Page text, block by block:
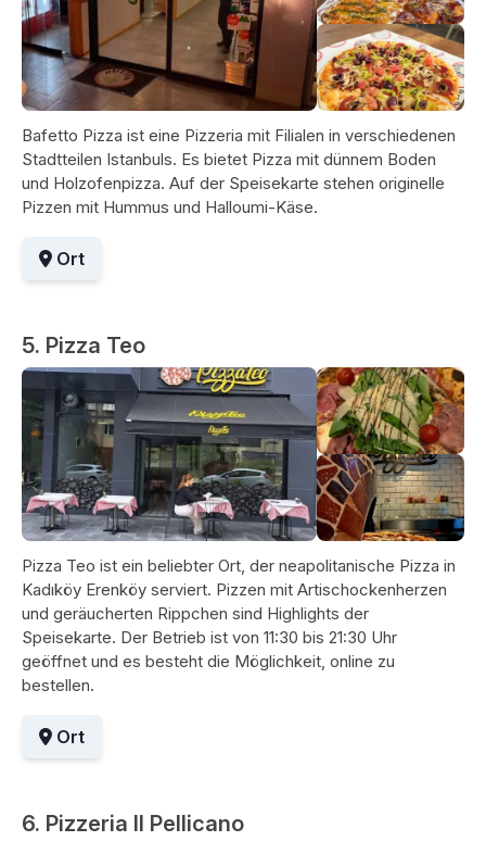
Bafetto Pizza ist eine Pizzeria mit Filialen in verschiedenen
Stadtteilen Istanbuls. Es bietet Pizza mit dünnem Boden
und Holzofenpizza. Auf der Speisekarte stehen originelle
Pizzen mit Hummus und Halloumi-Käse.
Ort
5. Pizza Teo
Pizza Teo ist ein beliebter Ort, der neapolitanische Pizza in
Kadıköy Erenköy serviert. Pizzen mit Artischockenherzen
und geräucherten Rippchen sind Highlights der
Speisekarte. Der Betrieb ist von 11:30 bis 21:30 Uhr
geöffnet und es besteht die Möglichkeit, online zu
bestellen.
Ort
6. Pizzeria Il Pellicano